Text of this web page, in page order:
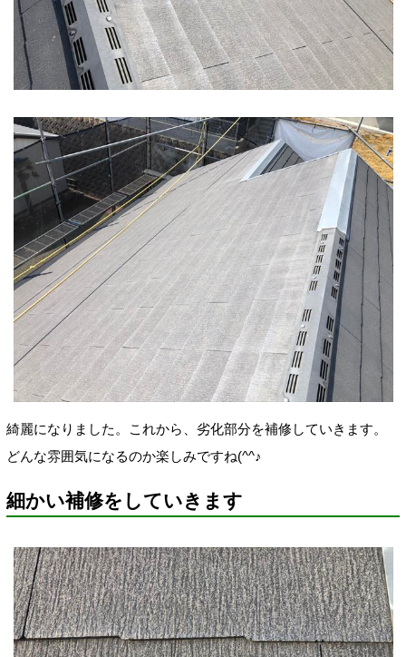
綺麗になりました。これから、劣化部分を補修していきます。
どんな雰囲気になるのか楽しみですね(^^♪
細かい補修をしていきます